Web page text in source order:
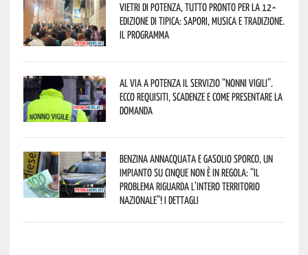
Vietri di Potenza, tutto pronto per la 12^
Edizione di Tipica: sapori, musica e tradizione.
Il programma
Al via a Potenza il servizio “Nonni Vigili”.
Ecco requisiti, scadenze e come presentare la
domanda
Benzina annacquata e gasolio sporco, un
impianto su cinque non è in regola: “il
problema riguarda l’intero territorio
Nazionale”! I dettagli